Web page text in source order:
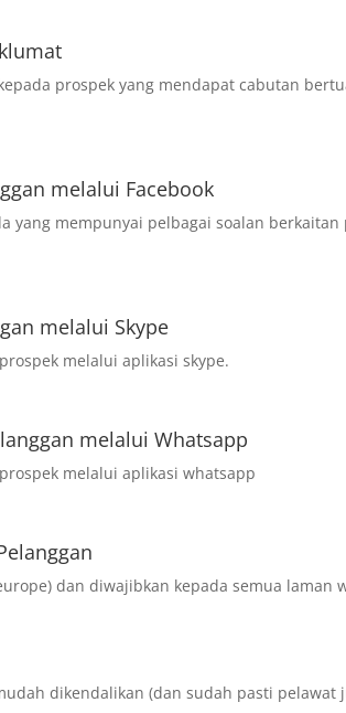
prospek yang mendapat cabutan
melalui Facebook
yang mempunyai pelbagai soalan berkaitan
melalui Skype
melalui aplikasi skype.
melalui Whatsapp
melalui aplikasi whatsapp
dan diwajibkan kepada semua laman
dikendalikan (dan sudah pasti pelawat